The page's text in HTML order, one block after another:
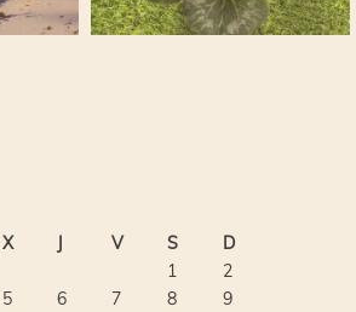
X V S
D
1
2
5 6 7 8
9